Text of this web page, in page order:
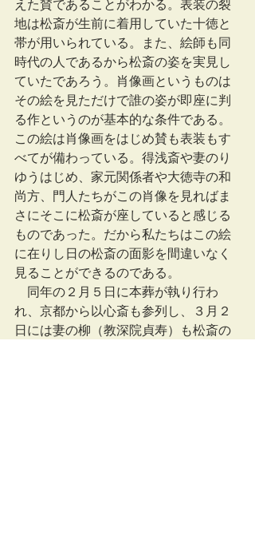
えた賛であることがわかる。表装の裂
地は松斎が生前に着用していた十徳と
帯が用いられている。また、絵師も同
時代の人であるから松斎の姿を実見し
ていたであろう。肖像画というものは
その絵を見ただけで誰の姿が即座に判
る作というのが基本的な条件である。
この絵は肖像画をはじめ賛も表装もす
べてが備わっている。得浅斎や妻のり
ゆうはじめ、家元関係者や大徳寺の和
尚方、門人たちがこの肖像を見ればま
さにそこに松斎が座していると感じる
ものであった。だから私たちはこの絵
に在りし日の松斎の面影を間違いなく
見ることができるのである。
同年の２月５日に本葬が執り行わ
れ、京都から以心斎も参列し、３月２
日には妻の柳（教深院貞寿）も松斎の